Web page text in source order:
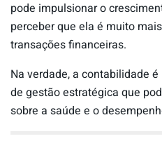
pode impulsionar o
perceber que ela é muito
transações financeiras.
Na verdade, a contabilidade
de gestão estratégica que
sobre a saúde e o